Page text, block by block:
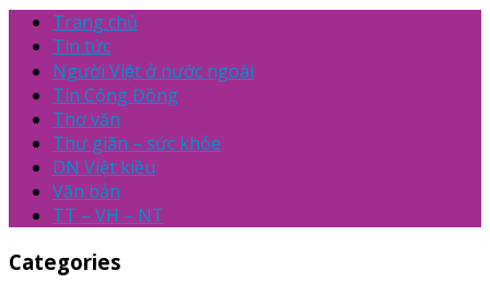
Trang chủ
Tin tức
Người Việt ở nước ngoài
Tin Cộng Đồng
Thơ văn
Thư giãn – sức khỏe
DN Việt kiều
Văn bản
TT – VH – NT
Categories